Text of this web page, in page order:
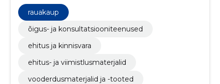
rauakaup
õigus- ja konsultatsiooniteenused
ehitus ja kinnisvara
ehitus- ja viimistlusmaterjalid
vooderdusmaterjalid ja -tooted